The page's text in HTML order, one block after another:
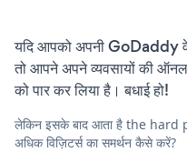
यदि आपको अपनी GoDaddy
तो आपने अपने व्यवसायों की
को पार कर लिया है। बधाई हो!
लेकिन इसके बाद आता है the
अधिक विज़िटर्स का समर्थन कैसे करें?